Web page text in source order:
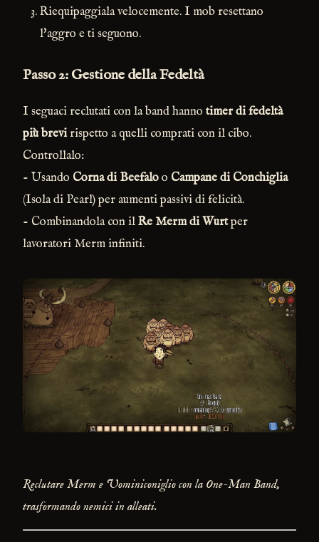
Riequipaggiala velocemente. I mob resettano
l'aggro e ti seguono.
Passo 2: Gestione della Fedeltà
I seguaci reclutati con la band hanno timer di fedeltà
più brevirispetto a quelli comprati con il cibo.
Controllalo:
- Usando Corna di Beefaloo Campane di Conchiglia
(Isola di Pearl) per aumenti passivi di felicità.
- Combinandola con ilRe Merm di Wurtper
lavoratori Merm infiniti.
Reclutare Merm e Uominiconiglio con la One-Man Band,
trasformando nemici in alleati.